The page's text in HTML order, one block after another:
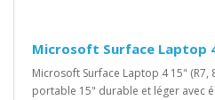
Microsoft Surface Laptop 4
Microsoft Surface Laptop 4 15" (R7,
portable 15" durable et léger avec